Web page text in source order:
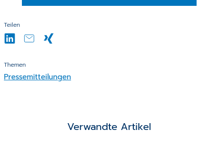
Teilen
Themen
Pressemitteilungen
Verwandte Artikel